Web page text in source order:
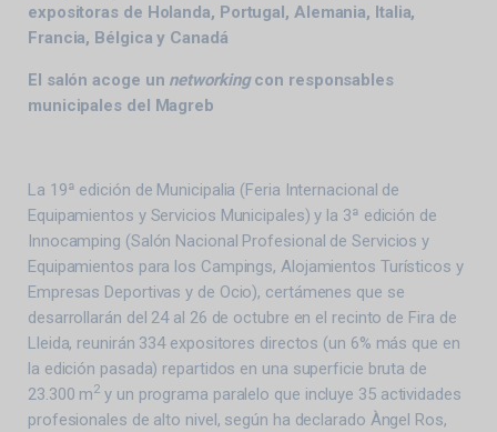
expositoras de Holanda, Portugal, Alemania, Italia,
Francia, Bélgica y Canadá
El salón acoge un networkingcon responsables
municipales del Magreb
La 19ª edición de Municipalia (Feria Internacional de
Equipamientos y Servicios Municipales) y la 3ª edición de
Innocamping (Salón Nacional Profesional de Servicios y
Equipamientos para los Campings, Alojamientos Turísticos y
Empresas Deportivas y de Ocio), certámenes que se
desarrollarán del 24 al 26 de octubre en el recinto de Fira de
Lleida, reunirán 334 expositores directos (un 6% más que en
la edición pasada) repartidos en una superficie bruta de
23.300 m2 y un programa paralelo que incluye 35 actividades
profesionales de alto nivel, según ha declarado Àngel Ros,